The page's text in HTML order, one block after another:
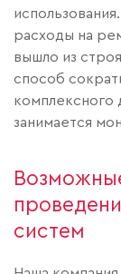
расходы на
вышло из
способ
комплексного
занимается
систем